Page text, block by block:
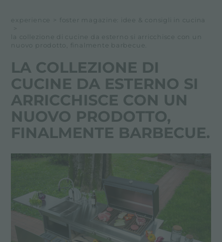
experience > foster magazine: idee & consigli in cucina
>
la collezione di cucine da esterno si arricchisce con un
nuovo prodotto, finalmente barbecue.
LA COLLEZIONE DI
CUCINE DA ESTERNO SI
ARRICCHISCE CON UN
NUOVO PRODOTTO,
FINALMENTE BARBECUE.